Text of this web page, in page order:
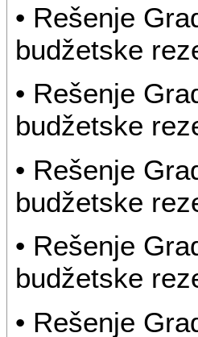
• Rešenje
budžetske
• Rešenje
budžetske
• Rešenje
budžetske
• Rešenje
budžetske
• Rešenje